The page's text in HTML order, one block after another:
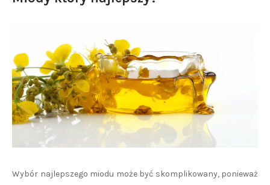
Wybór najlepszego miodu może być skomplikowany, ponieważ